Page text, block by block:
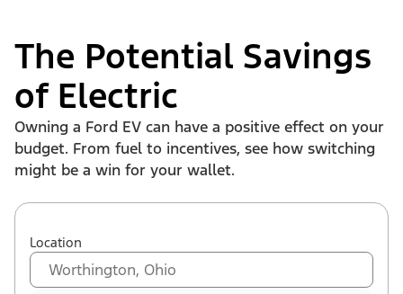
The Potential Savings
of Electric
Owning a Ford EV can have a positive effect on your
budget. From fuel to incentives, see how switching
might be a win for your wallet.
Location